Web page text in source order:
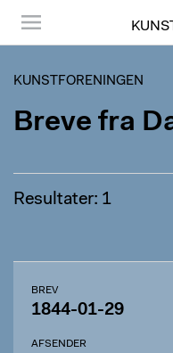
KUNSTFORENINGEN
Breve fra
Resultater: 1
BREV
1844-01-29
AFSENDER